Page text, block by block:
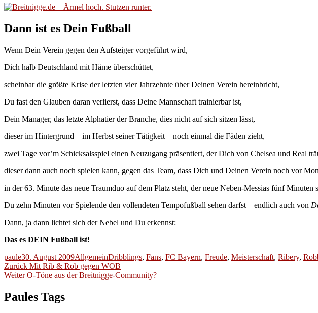
Dann ist es Dein Fußball
Wenn Dein Verein gegen den Aufsteiger vorgeführt wird,
Dich halb Deutschland mit Häme überschüttet,
scheinbar die größte Krise der letzten vier Jahrzehnte über Deinen Verein hereinbricht,
Du fast den Glauben daran verlierst, dass Deine Mannschaft trainierbar ist,
Dein Manager, das letzte Alphatier der Branche, dies nicht auf sich sitzen lässt,
dieser im Hintergrund – im Herbst seiner Tätigkeit – noch einmal die Fäden zieht,
zwei Tage vor’m Schicksalsspiel einen Neuzugang präsentiert, der Dich von Chelsea und Real
dieser dann auch noch spielen kann, gegen das Team, dass Dich und Deinen Verein noch vor
in der 63. Minute das neue Traumduo auf dem Platz steht, der neue Neben-Messias fünf Minuten
Du zehn Minuten vor Spielende den vollendeten Tempofußball sehen darfst – endlich auch von
Dann, ja dann lichtet sich der Nebel und Du erkennst:
Das es DEIN Fußball ist!
Autor
pauleVeröffentlicht
am
30. August 2009Kategorien
AllgemeinSchlagwörter
Dribblings, Fans, FC Bayern, Freude, Meisterschaft, Ribery,
Beitragsnavigation
Zurück Vorheriger
Beitrag:
Mit Rib & Rob gegen WOB
Weiter Nächster
O-Töne aus der Breitnigge-Community?
Paules Tags